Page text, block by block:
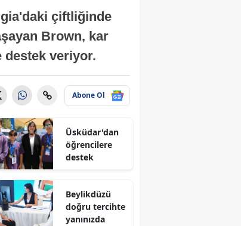
çiftliğinde
Brown, kar
destek veriyor.
Abone Ol
Üsküdar'dan
öğrencilere
destek
Beylikdüzü
doğru tercihte
yanınızda